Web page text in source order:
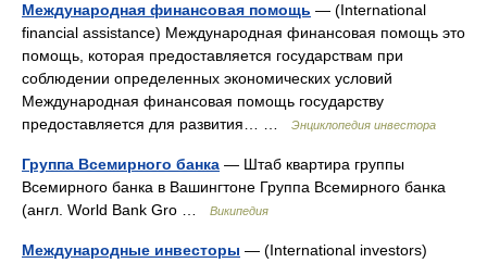
Международная финансовая помощь — (International
financial assistance) Международная финансовая помощь это
помощь, которая предоставляется государствам при
соблюдении определенных экономических условий
Международная финансовая помощь государству
предоставляется для развития… …
Энциклопедия инвестора
Группа Всемирного банка — Штаб квартира группы
Всемирного банка в Вашингтоне Группа Всемирного банка
(англ. World Bank Gro …
Википедия
Международные инвесторы — (International investors)